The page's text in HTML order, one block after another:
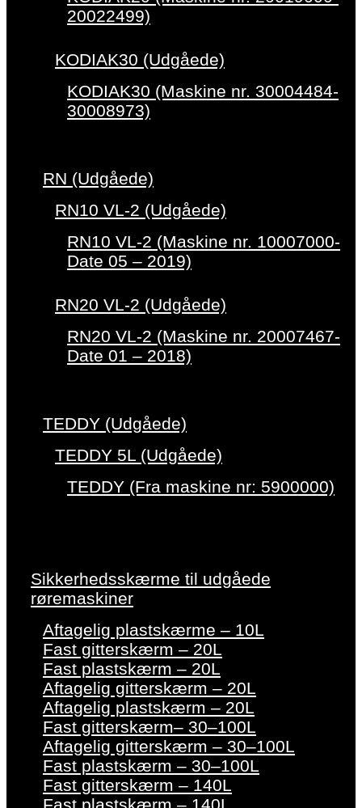
20022499)
KODIAK30 (Udgåede)
KODIAK30 (Maskine nr. 30004484-
30008973)
RN (Udgåede)
RN10 VL-2 (Udgåede)
RN10 VL-2 (Maskine nr. 10007000-
Date 05 – 2019)
RN20 VL-2 (Udgåede)
RN20 VL-2 (Maskine nr. 20007467-
Date 01 – 2018)
TEDDY (Udgåede)
TEDDY 5L (Udgåede)
TEDDY (Fra maskine nr: 5900000)
Sikkerhedsskærme til udgåede
røremaskiner
Aftagelig plastskærme – 10L
Fast gitterskærm – 20L
Fast plastskærm – 20L
Aftagelig gitterskærm – 20L
Aftagelig plastskærm – 20L
Fast gitterskærm– 30–100L
Aftagelig gitterskærm – 30–100L
Fast plastskærm – 30–100L
Fast gitterskærm – 140L